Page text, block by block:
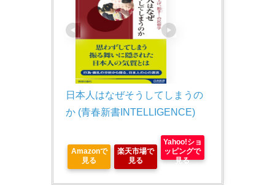
日本人はなぜそうしてしまうの
か (青春新書INTELLIGENCE)
Amazonで
見る
楽天市場で
見る
Yahoo!ショ
ッピングで
見る